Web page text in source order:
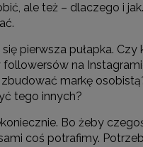
ale też – dlaczego i
pierwsza pułapka. Czy
na
markę
tego innych?
Bo żeby
coś potrafimy.